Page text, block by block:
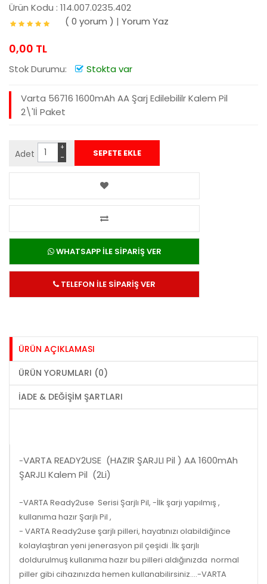
Ürün Kodu : 114.007.0235.402
( 0 yorum ) | Yorum Yaz
0,00 TL
Stok Durumu: Stokta var
Varta 56716 1600mAh AA Şarj Edilebililr Kalem Pil
2\'lİ Paket
Adet −
+
WHATSAPP İLE SİPARİŞ VER
TELEFON İLE SİPARİŞ VER
ÜRÜN AÇIKLAMASI
ÜRÜN YORUMLARI (0)
İADE & DEĞIŞIM ŞARTLARI
-VARTA READY2USE (HAZIR ŞARJLI Pil ) AA 1600mAh
ŞARJLI Kalem Pil (2Li)
-VARTA Ready2use Serisi Şarjlı Pil, -İlk şarjı yapılmış ,
kullanıma hazır Şarjlı Pil ,
- VARTA Ready2use şarjlı pilleri, hayatınızı olabildiğince
kolaylaştıran yeni jenerasyon pil çeşidi .İlk şarjlı
doldurulmuş kullanıma hazır bu pilleri aldığınızda normal
piller gibi cihazınızda hemen kullanabilirsiniz....-VARTA